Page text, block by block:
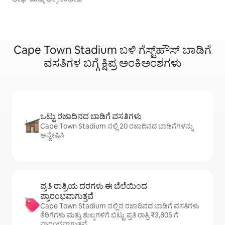
Cape Town Stadium ಬಳಿ ಗೆಸ್ಟ್‌ಹೌಸ್‌ ಬಾಡಿಗೆ
ವಸತಿಗಳ ಬಗ್ಗೆ ಕ್ಷಿಪ್ರ ಅಂಕಿಅಂಶಗಳು
ಒಟ್ಟು ರಜಾದಿನದ ಬಾಡಿಗೆ ವಸತಿಗಳು
Cape Town Stadium ನಲ್ಲಿ 20 ರಜಾದಿನದ ಬಾಡಿಗೆಗಳನ್ನು
ಅನ್ವೇಷಿಸಿ
ಪ್ರತಿ ರಾತ್ರಿಯ ದರಗಳು ಈ ಬೆಲೆಯಿಂದ
ಪ್ರಾರಂಭವಾಗುತ್ತವೆ
Cape Town Stadium ನಲ್ಲಿನ ರಜಾದಿನದ ಬಾಡಿಗೆ ವಸತಿಗಳು
ತೆರಿಗೆಗಳು ಮತ್ತು ಶುಲ್ಕಗಳಿಗೆ ಬಿಟ್ಟು ಪ್ರತಿ ರಾತ್ರಿ ₹3,805 ಗೆ